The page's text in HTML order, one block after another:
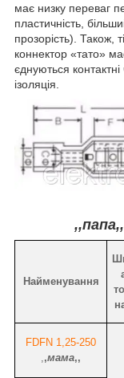
має низку переваг
пластичність,
прозорість). Також,
коннектор «тато»
єднуються
ізоляція.
,,папа,,
Найменування
FDFN 1,25-250
,,мама,,